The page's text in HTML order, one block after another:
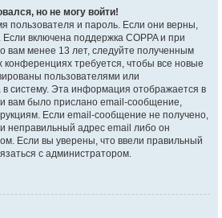
но не могу войти!
пользователя и пароль. Если они верны,
включена поддержка COPPA и при
вам менее 13 лет, следуйте полученным
конференциях требуется, чтобы все новые
пользователями или
систему. Эта информация отображается в
вам было прислано email-сообщение,
Если email-сообщение не получено,
неправильный адрес email либо он
Если вы уверены, что ввели правильный
с администратором.